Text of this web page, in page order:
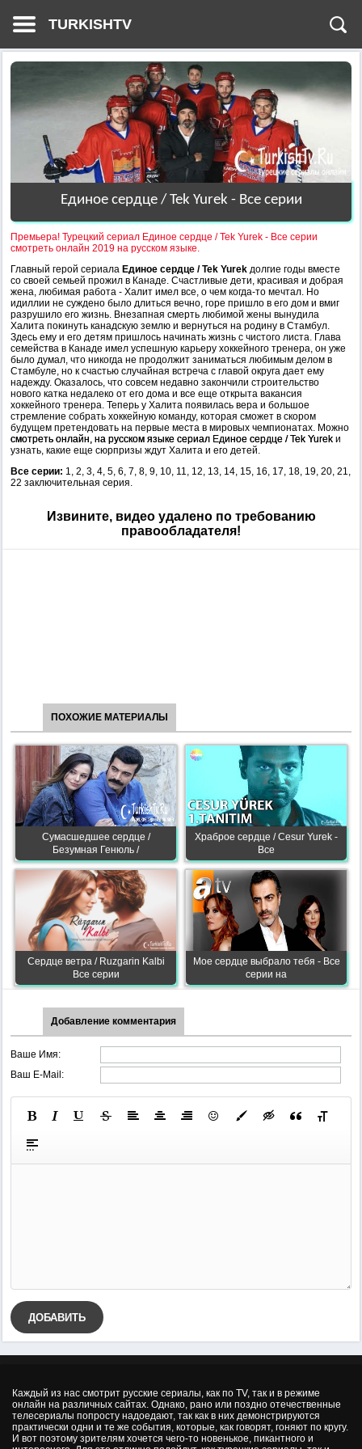
TURKISHTV
Единое сердце / Tek Yurek - Все серии
Премьера! Турецкий сериал Единое сердце / Tek Yurek - Все серии
смотреть онлайн 2019 на русском языке.
Главный герой сериала Единое сердце / Tek Yurek долгие годы вместе
со своей семьей прожил в Канаде. Счастливые дети, красивая и добрая
жена, любимая работа - Халит имел все, о чем когда-то мечтал. Но
идиллии не суждено было длиться вечно, горе пришло в его дом и вмиг
разрушило его жизнь. Внезапная смерть любимой жены вынудила
Халита покинуть канадскую землю и вернуться на родину в Стамбул.
Здесь ему и его детям пришлось начинать жизнь с чистого листа. Глава
семейства в Канаде имел успешную карьеру хоккейного тренера, он уже
было думал, что никогда не продолжит заниматься любимым делом в
Стамбуле, но к счастью случайная встреча с главой округа дает ему
надежду. Оказалось, что совсем недавно закончили строительство
нового катка недалеко от его дома и все еще открыта вакансия
хоккейного тренера. Теперь у Халита появилась вера и большое
стремление собрать хоккейную команду, которая сможет в скором
будущем претендовать на первые места в мировых чемпионатах. Можно
смотреть онлайн, на русском языке сериал Единое сердце / Tek Yurek и
узнать, какие еще сюрпризы ждут Халита и его детей.
Все серии: 1, 2, 3, 4, 5, 6, 7, 8, 9, 10, 11, 12, 13, 14, 15, 16, 17, 18, 19, 20, 21,
22 заключительная серия.
Извините, видео удалено по требованию
правообладателя!
ПОХОЖИЕ МАТЕРИАЛЫ
Сумасшедшее сердце /
Безумная Генюль /
Храброе сердце / Cesur Yurek -
Все
Сердце ветра / Ruzgarin Kalbi
Все серии
Мое сердце выбрало тебя - Все
серии на
Добавление комментария
Ваше Имя:
Ваш E-Mail:
ДОБАВИТЬ
Каждый из нас смотрит русские сериалы, как по TV, так и в режиме
онлайн на различных сайтах. Однако, рано или поздно отечественные
телесериалы попросту надоедают, так как в них демонстрируются
практически одни и те же события, которые, как говорят, гоняют по кругу.
И вот поэтому зрителям хочется чего-то новенькое, пикантного и